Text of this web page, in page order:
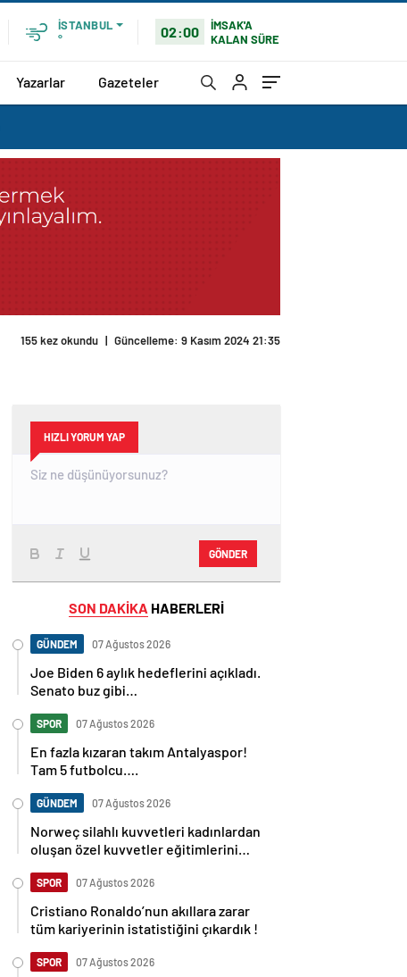
İSTANBUL
°
02:00
İMSAK'A
KALAN SÜRE
Yazarlar Gazeteler
155 kez okundu | Güncelleme: 9 Kasım 2024 21:35
HIZLI YORUM YAP
GÖNDER
SON DAKİKA HABERLERİ
GÜNDEM 07 Ağustos 2026
Joe Biden 6 aylık hedeflerini açıkladı.
Senato buz gibi…
SPOR 07 Ağustos 2026
En fazla kızaran takım Antalyaspor!
Tam 5 futbolcu….
GÜNDEM 07 Ağustos 2026
Norweç silahlı kuvvetleri kadınlardan
oluşan özel kuvvetler eğitimlerini
SPOR 07 Ağustos 2026
Cristiano Ronaldo’nun akıllara zarar
tüm kariyerinin istatistiğini çıkardık !
SPOR 07 Ağustos 2026